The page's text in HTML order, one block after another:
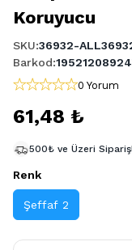
Koruyucu
SKU:36932-
Barkod:
0 Yorum
61,48 ₺
500₺ ve Üzeri
Renk
Şeffaf 2